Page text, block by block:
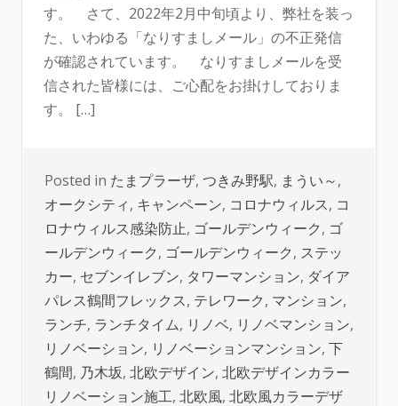
す。 さて、2022年2月中旬頃より、弊社を装っ
た、いわゆる「なりすましメール」の不正発信
が確認されています。 なりすましメールを受
信された皆様には、ご心配をお掛けしておりま
す。 […]
Posted in たまプラーザ, つきみ野駅, まうい～,
オークシティ, キャンペーン, コロナウィルス, コ
ロナウィルス感染防止, ゴールデンウィーク, ゴ
ールデンウィーク, ゴールデンウィーク, ステッ
カー, セブンイレブン, タワーマンション, ダイア
パレス鶴間フレックス, テレワーク, マンション,
ランチ, ランチタイム, リノベ, リノベマンション,
リノベーション, リノベーションマンション, 下
鶴間, 乃木坂, 北欧デザイン, 北欧デザインカラー
リノベーション施工, 北欧風, 北欧風カラーデザ